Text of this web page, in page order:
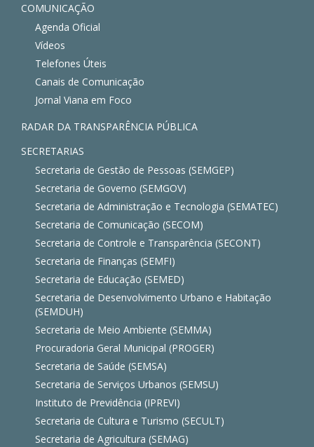
COMUNICAÇÃO
Agenda Oficial
Vídeos
Telefones Úteis
Canais de Comunicação
Jornal Viana em Foco
RADAR DA TRANSPARÊNCIA PÚBLICA
SECRETARIAS
Secretaria de Gestão de Pessoas (SEMGEP)
Secretaria de Governo (SEMGOV)
Secretaria de Administração e Tecnologia (SEMATEC)
Secretaria de Comunicação (SECOM)
Secretaria de Controle e Transparência (SECONT)
Secretaria de Finanças (SEMFI)
Secretaria de Educação (SEMED)
Secretaria de Desenvolvimento Urbano e Habitação
(SEMDUH)
Secretaria de Meio Ambiente (SEMMA)
Procuradoria Geral Municipal (PROGER)
Secretaria de Saúde (SEMSA)
Secretaria de Serviços Urbanos (SEMSU)
Instituto de Previdência (IPREVI)
Secretaria de Cultura e Turismo (SECULT)
Secretaria de Agricultura (SEMAG)